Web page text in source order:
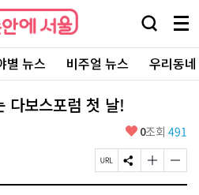
검
창
열
기
메
뉴
전
체
보
별 뉴스 비주얼 뉴스 우리동
다보스포럼 첫 날!
좋
요
0조회 491
페
이
S
N
글
자
글
자